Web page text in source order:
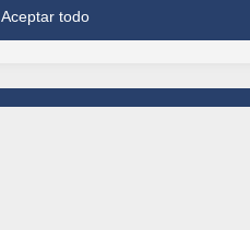
Aceptar todo